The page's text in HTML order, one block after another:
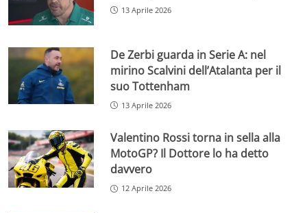
13 Aprile 2026
De Zerbi guarda in Serie A: nel
mirino Scalvini dell’Atalanta per il
suo Tottenham
13 Aprile 2026
Valentino Rossi torna in sella alla
MotoGP? Il Dottore lo ha detto
davvero
12 Aprile 2026